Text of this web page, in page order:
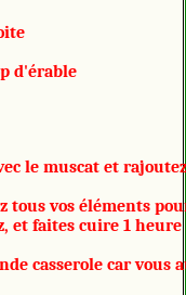
d'érable
le muscat et
tous vos éléments
et faites cuire 1 heure
casserole car vous